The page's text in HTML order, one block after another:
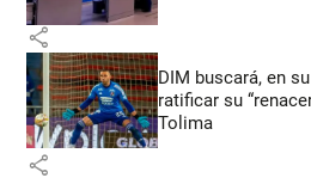
share
DIM buscará, en
ratificar su
Tolima
share